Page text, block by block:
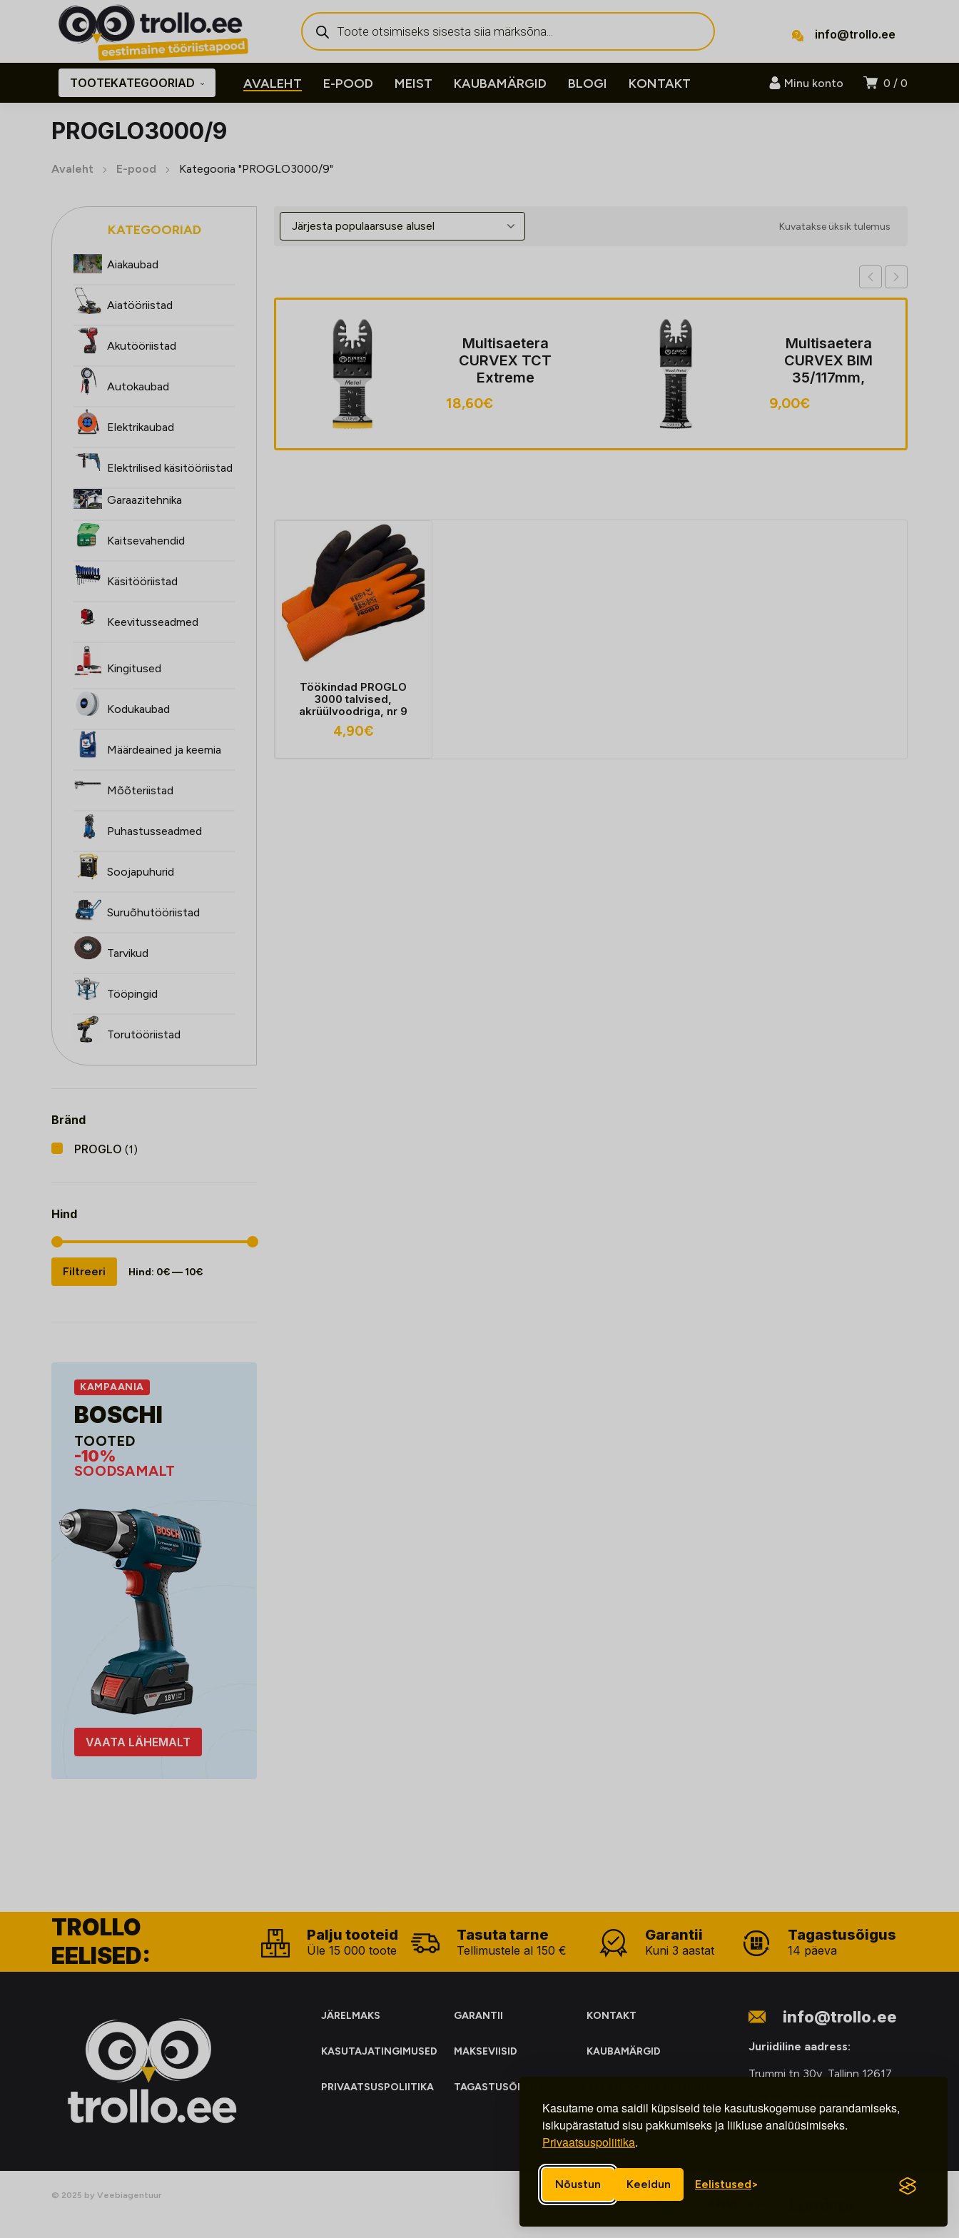
Kasutame oma saidil küpsiseid teie kasutuskogemuse parandamiseks,
isikupärastatud sisu pakkumiseks ja liikluse analüüsimiseks.
Privaatsuspoliitika.
Nõustun Keeldun Eelistused
Products
search
info@trollo.ee
0 0
Minu konto
TOOTEKATEGOORIAD AVALEHT E-POOD MEIST KAUBAMÄRGID BLOGI KONTAKT
PROGLO3000/9
Avaleht E-pood Kategooria "PROGLO3000/9"
KATEGOORIAD
Aiakaubad
Aiatööriistad
Akutööriistad
Autokaubad
Elektrikaubad
Elektrilised käsitööriistad
Garaazitehnika
Kaitsevahendid
Käsitööriistad
Keevitusseadmed
Kingitused
Kodukaubad
Määrdeained ja keemia
Mõõteriistad
Puhastusseadmed
Soojapuhurid
Suruõhutööriistad
Tarvikud
Tööpingid
Torutööriistad
Bränd
PROGLO (1)
Hind
Minimaalne
hind
Maksimaalne
hind
Filtreeri Hind: 0€— 10€
KAMPAANIA
BOSCHI
TOOTED
-10%
SOODSAMALT
VAATA LÄHEMALT
Kuvatakse üksik tulemus
Kaitseklaas
R-15PRO
Multisaetera
CURVEX TCT
Extreme
35/96mm metall
18,60€
Multisaetera
CURVEX BIM
35/117mm,
puit/metall
9,00€
Töökindad PROGLO
3000 talvised,
akrüülvoodriga, nr 9
4,90€
TROLLO
EELISED:
Palju tooteid
Üle 15 000 toote
Tasuta tarne
Tellimustele al 150 €
Garantii
Kuni 3 aastat
Tagastusõigus
14 päeva
JÄRELMAKS GARANTII KONTAKT
KASUTAJATINGIMUSED MAKSEVIISID KAUBAMÄRGID
PRIVAATSUSPOLIITIKA TAGASTUSÕIGUS
KOGUMINE
info@trollo.ee
Juriidiline aadress:
Trummi tn 30y, Tallinn 12617
Kauba väljastamine:
E-R – 9.00 – 18.00
© 2025 by Veebiagentuur